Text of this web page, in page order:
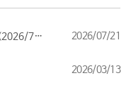
변중무 동문(87학번) 한양대 공과대학장 취임(2026/7/1일자)
2026/07/21
2026/03/13